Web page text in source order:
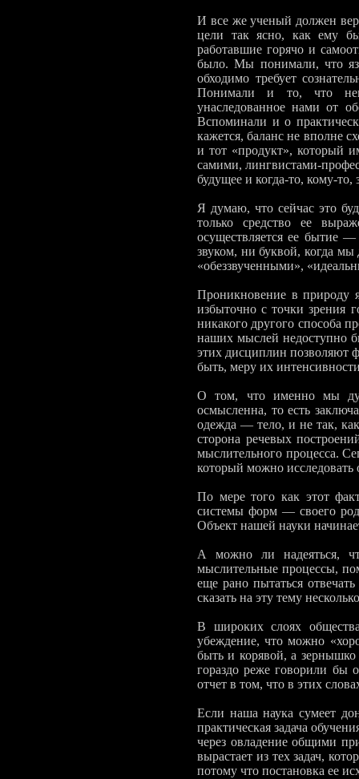
И все же ученый должен
цели так ясно, как ему
работавшие горячо и
было. Мы понимали, что
обходимо требует
Понимали и то, что
унаследованное нами от
Вспоминали и о
кажется, ба­ланс не вполне
и тот «продукт», который
самими, лингвистами-
буду­щее и когда-то, кому-то,
Я думаю, что сейчас это
только средство ее
осуществляется ее бытие
звуком, ни буквой, когда мы
«обеззвученными»,
Проникновение в природу
избыточно с точки зрения
никакого другого способа
на­ших мыслей недоступно
этих дисциплин позволяют
быть, меру их
О том, что именно мы
осмысленна, то есть
одежда — тело, и не так,
сто­рона речевых
мыслительного процесса.
который можно
По мере того как этот
системы форм — своего
Объект нашей науки
А можно ли надеяться,
мыслительные процессы,
еще рано пытаться
сказать на эту тему
В широких слоях
убеждение, что можно
быть и корявой, а
го­раздо реже говорили бы
отчет в том, что в этих
Если наша наука сумеет
практическая задача
через овладе­ние общими
вы­растает из тех задач,
потому что постановка ее